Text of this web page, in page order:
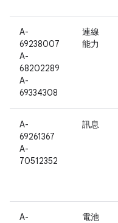
A-
69238007
A-
68202289
A-
69334308
連線
能力
A-
69261367
A-
70512352
訊息
A-
電池